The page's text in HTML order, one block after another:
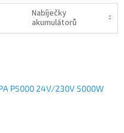
Nabíječky
akumulátorů
P5000 24V/230V 5000W